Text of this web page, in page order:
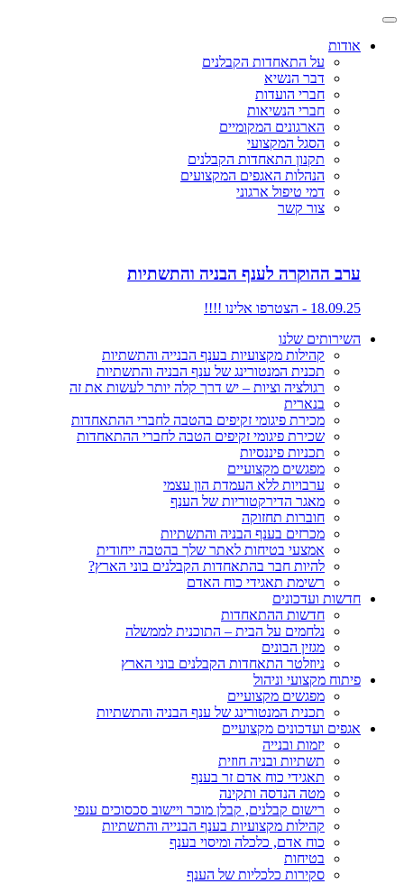
אודות
על התאחדות הקבלנים
דבר הנשיא
חברי הועדות
חברי הנשיאות
הארגונים המקומיים
הסגל המקצועי
תקנון התאחדות הקבלנים
הנהלות האגפים המקצועים
דמי טיפול ארגוני
צור קשר
ערב ההוקרה לענף הבניה והתשתיות
18.09.25 - הצטרפו אלינו !!!!
השירותים שלנו
קהילות מקצועיות בענף הבנייה והתשתיות
תכנית המנטורינג של ענף הבניה והתשתיות
רגולציה וציות – יש דרך קלה יותר לעשות את זה
בנארית
מכירת פיגומי זקיפים בהטבה לחברי ההתאחדות
שכירת פיגומי זקיפים הטבה לחברי ההתאחדות
תכניות פיננסיות
מפגשים מקצועיים
ערבויות ללא העמדת הון עצמי
מאגר הדירקטוריות של הענף
חוברות תחזוקה
מכרזים בענף הבניה והתשתיות
אמצעי בטיחות לאתר שלך בהטבה ייחודית
להיות חבר בהתאחדות הקבלנים בוני הארץ?
רשימת תאגידי כוח האדם
חדשות ועדכונים
חדשות ההתאחדות
נלחמים על הבית – התוכנית לממשלה
מגזין הבונים
ניוזלטר התאחדות הקבלנים בוני הארץ
פיתוח מקצועי וניהול
מפגשים מקצועיים
תכנית המנטורינג של ענף הבניה והתשתיות
אגפים ועדכונים מקצועיים
יזמות ובנייה
תשתיות ובניה חוזית
תאגידי כוח אדם זר בענף
מטה הנדסה ותקינה
רישום קבלנים, קבלן מוכר ויישוב סכסוכים ענפי
קהילות מקצועיות בענף הבנייה והתשתיות
כוח אדם, כלכלה ומיסוי בענף
בטיחות
סקירות כלכליות של הענף